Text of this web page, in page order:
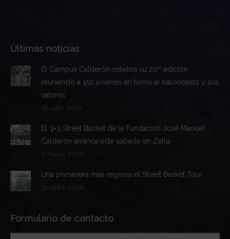
Últimas noticias
El Campus Calderón celebra su 20ª edición
reuniendo a 150 jóvenes en torno al baloncesto y sus
valores
10 julio, 2026
El 3×3 Street Basket de la Fundación José Manuel
Calderón arranca este sábado en Zafra
6 mayo, 2026
Una primavera más regresa el Street Basket Tour
30 abril, 2026
Formulario de contacto